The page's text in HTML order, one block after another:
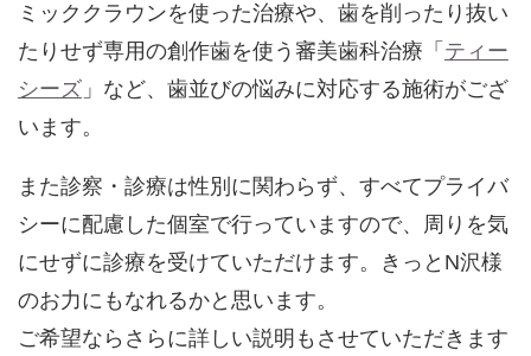
ミッククラウンを使った治療や、歯を削ったり抜い
たりせず専用の創作歯を使う審美歯科治療「 ティー
シーズ」など、歯並びの悩みに対応する施術がござ
います。
また診察・診療は性別に関わらず、すべてプライバ
シーに配慮した個室で行っていますので、周りを気
にせずに診療を受けていただけます。きっとN沢様
のお力にもなれるかと思います。
ご希望ならさらに詳しい説明もさせていただきます